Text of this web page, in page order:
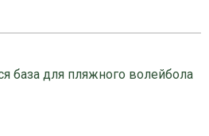
база для пляжного волейбола